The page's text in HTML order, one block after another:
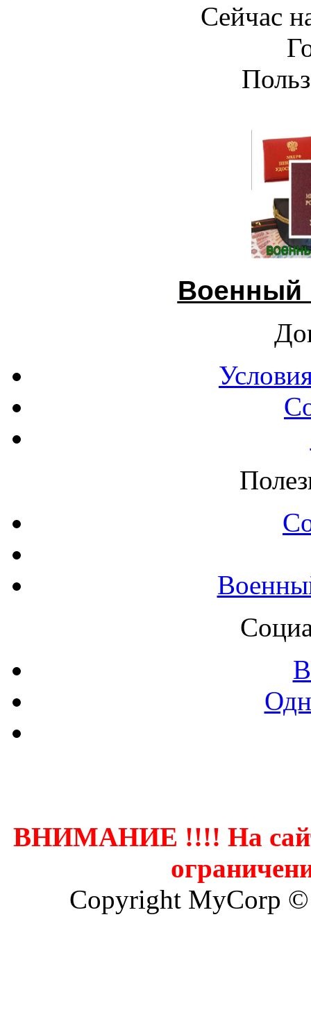
Сейчас
Военный
ВНИМАНИЕ !!!! На
Copyright MyCorp